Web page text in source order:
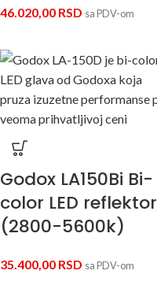
46.020,00 RSD sa PDV-om
Godox LA150Bi Bi-
color LED reflektor
(2800-5600k)
35.400,00 RSD sa PDV-om